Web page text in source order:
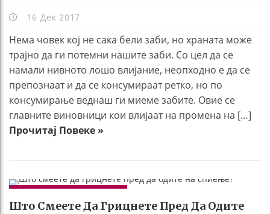
16 Дек 2017
Нема човек кој не сака бели заби, но храната може
трајно да ги потемни нашите заби. Со цел да се
намали нивното лошо влијание, неопходно е да се
препознаат и да се консумираат ретко, но по
консумирање веднаш ги миеме забите. Овие се
главните виновници кои влијаат на промена на […]
Прочитај Повеке »
Што Смеете Да Грицнете Пред Да Одите